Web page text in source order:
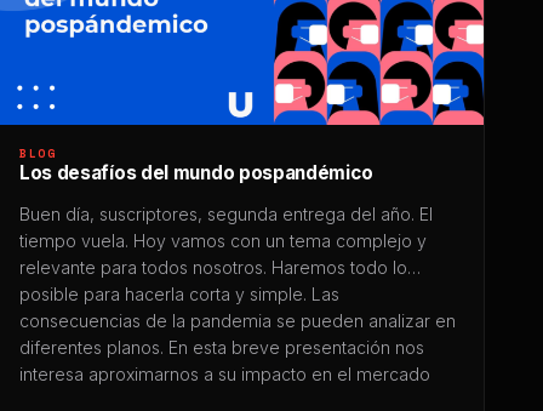
BLOG
Los desafíos del mundo pospandémico
Buen día, suscriptores, segunda entrega del año. El
tiempo vuela. Hoy vamos con un tema complejo y
relevante para todos nosotros. Haremos todo lo
posible para hacerla corta y simple. Las
consecuencias de la pandemia se pueden analizar en
diferentes planos. En esta breve presentación nos
interesa aproximarnos a su impacto en el mercado